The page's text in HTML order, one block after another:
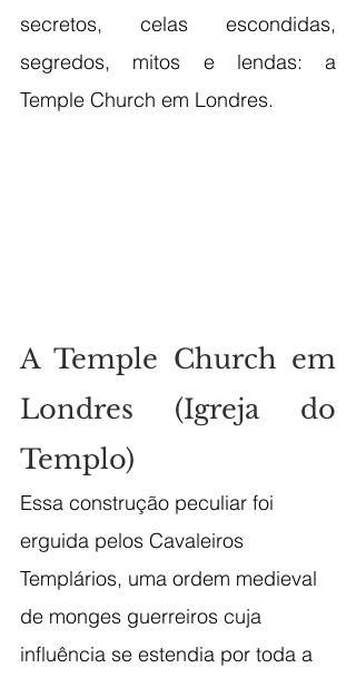
secretos, celas escondidas,
segredos, mitos e lendas: a
Temple Church em Londres.
A Temple Church em
Londres (Igreja do
Templo)
Essa construção peculiar foi
erguida pelos Cavaleiros
Templários, uma ordem medieval
de monges guerreiros cuja
influência se estendia por toda a